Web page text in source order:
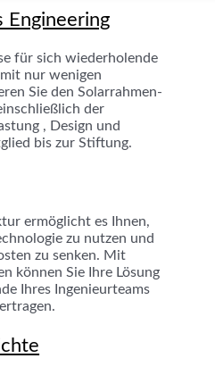
für sich wiederholende
nur wenigen
Sie den Solarrahmen-
der
, Design und
bis zur Stiftung.
ermöglicht es Ihnen,
zu nutzen und
zu senken. Mit
können Sie Ihre Lösung
Ihres Ingenieurteams